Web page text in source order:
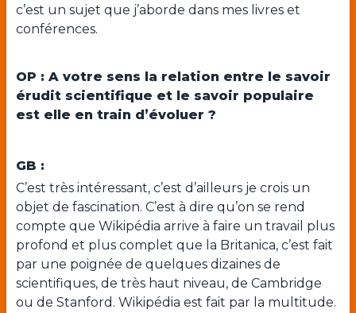
c’est un sujet que j’aborde dans mes livres et
conférences.
OP : A votre sens la relation entre le savoir
érudit scientifique et le savoir populaire
est elle en train d’évoluer ?
GB :
C’est très intéressant, c’est d’ailleurs je crois un
objet de fascination. C’est à dire qu’on se rend
compte que Wikipédia arrive à faire un travail plus
profond et plus complet que la Britanica, c’est fait
par une poignée de quelques dizaines de
scientifiques, de très haut niveau, de Cambridge
ou de Stanford. Wikipédia est fait par la multitude.